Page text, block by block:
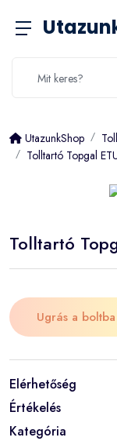
UtazunkShop
Tolltartó Topgal
Tolltartó
Ugrás a boltba
Elérhetőség
Értékelés
Kategória